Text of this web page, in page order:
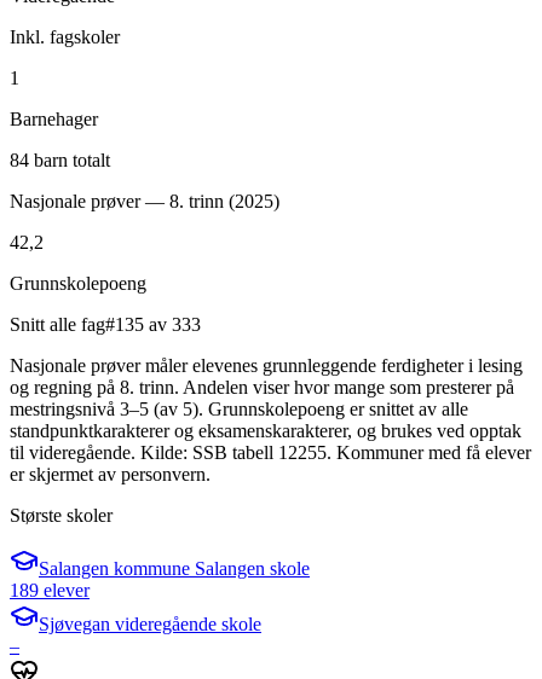
Inkl. fagskoler
1
Barnehager
84 barn totalt
Nasjonale prøver — 8. trinn (2025)
42,2
Grunnskolepoeng
Snitt alle fag#135 av 333
Nasjonale prøver måler elevenes grunnleggende ferdigheter i lesing
og regning på 8. trinn. Andelen viser hvor mange som presterer på
mestringsnivå 3–5 (av 5). Grunnskolepoeng er snittet av alle
standpunktkarakterer og eksamenskarakterer, og brukes ved opptak
til videregående. Kilde: SSB tabell 12255. Kommuner med få elever
er skjermet av personvern.
Største skoler
Salangen kommune Salangen skole
189 elever
Sjøvegan videregående skole
–